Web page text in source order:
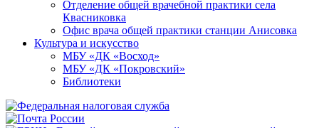
Отделение общей врачебной практики села
Квасниковка
Офис врача общей практики станции Анисовка
Культура и искусство
МБУ «ДК «Восход»
МБУ «ДК «Покровский»
Библиотеки